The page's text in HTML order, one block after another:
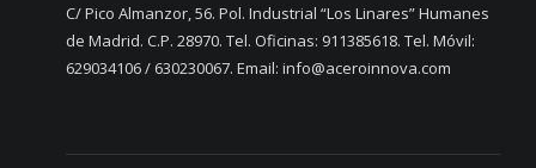
C/ Pico Almanzor, 56. Pol. Industrial “Los Linares” Humanes
de Madrid. C.P. 28970. Tel. Oficinas: 911385618. Tel. Móvil:
629034106 / 630230067. Email: info@aceroinnova.com